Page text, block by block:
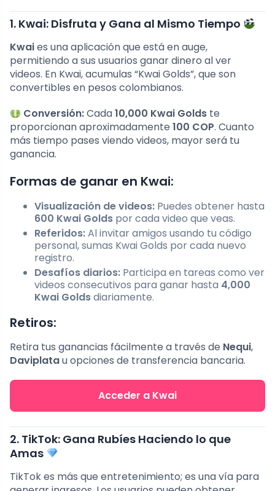
1. Kwai: Disfruta y Gana al Mismo Tiempo
Kwaies una aplicación que está en auge,
permitiendo a sus usuarios ganar dinero al ver
videos. En Kwai, acumulas “Kwai Golds”, que son
convertibles en pesos colombianos.
Conversión:Cada10,000 Kwai Golds te
proporcionan aproximadamente 100 COP. Cuanto
más tiempo pases viendo videos, mayor será tu
ganancia.
Formas de ganar en Kwai:
Visualización de videos: Puedes obtener hasta
600 Kwai Golds por cada video que veas.
Referidos:Al invitar amigos usando tu código
personal, sumas Kwai Golds por cada nuevo
registro.
Desafíos diarios: Participa en tareas como ver
videos consecutivos para ganar hasta 4,000
Kwai Goldsdiariamente.
Retiros:
Retira tus ganancias fácilmente a través de Nequi,
Daviplatau opciones de transferencia bancaria.
Acceder a Kwai
2. TikTok: Gana Rubíes Haciendo lo que
Amas
TikTok es más que entretenimiento; es una vía para